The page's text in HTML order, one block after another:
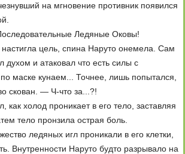
на мгновение противник появился
Ледяные Оковы!
настигла цель, спина Наруто онемела. Сам
духом и атаковал что есть силы с
маске кунаем... Точнее, лишь попытался,
скован. — Ч-что за...?!
как холод проникает в его тело, заставляя
тело пронзила острая боль.
ледяных игл проникали в его клетки,
Внутренности Наруто будто разрывало на